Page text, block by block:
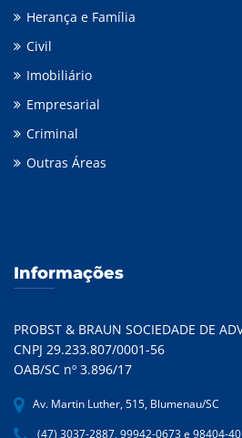
Herança e Família
Civil
Imobiliário
Empresarial
Criminal
Outras Áreas
Informações
PROBST & BRAUN SOCIEDADE DE
CNPJ 29.233.807/0001-56
OAB/SC nº 3.896/17
Av. Martin Luther, 515, Blumenau/SC
(47) 3037-2887, 99942-0673 e 98404-